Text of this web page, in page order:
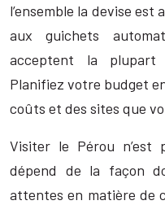
l’ensemble la devise est
aux guichets
acceptent la plupart
Planifiez votre budget
coûts et des sites que
Visiter le Pérou
dépend de la façon
attentes en matière de